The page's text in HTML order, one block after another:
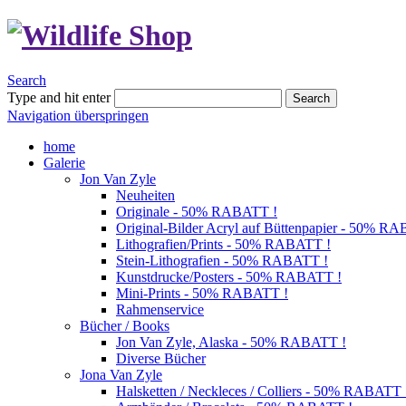
Search
Type and hit enter
Search
Navigation überspringen
home
Galerie
Jon Van Zyle
Neuheiten
Originale - 50% RABATT !
Original-Bilder Acryl auf Büttenpapier - 50%
Lithografien/Prints - 50% RABATT !
Stein-Lithografien - 50% RABATT !
Kunstdrucke/Posters - 50% RABATT !
Mini-Prints - 50% RABATT !
Rahmenservice
Bücher / Books
Jon Van Zyle, Alaska - 50% RABATT !
Diverse Bücher
Jona Van Zyle
Halsketten / Neckleces / Colliers - 50% RABATT